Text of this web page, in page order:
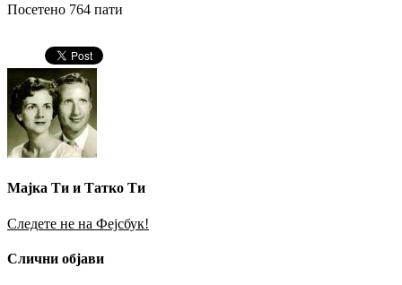
Посетено 764 пати
Мајка Ти и Татко Ти
Следете не на Фејсбук!
Слични објави